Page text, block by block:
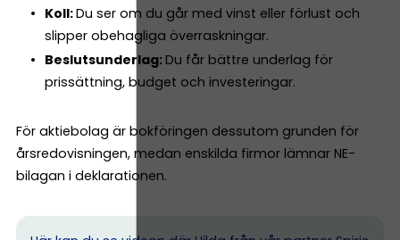
Koll:Du ser om du går med vinst eller förlust och
slipper obehagliga överraskningar.
Beslutsunderlag: Du får bättre underlag för
prissättning, budget och investeringar.
För aktiebolag är bokföringen dessutom grunden för
årsredovisningen, medan enskilda firmor lämnar NE-
bilagan i deklarationen.